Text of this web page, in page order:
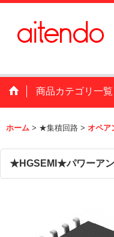
商品カテゴリ一覧
ホーム > ★集積回路 > オペア
★HGSEMI★パワーアン